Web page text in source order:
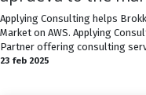
Applying Consulting helps
Market on AWS. Applying
Partner offering consulting
23 feb 2025